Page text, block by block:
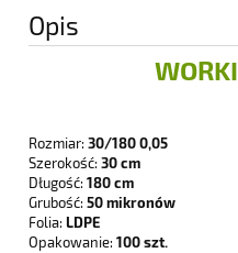
Opis
WORKI
Rozmiar: 30/180 0,05
Szerokość: 30 cm
Długość: 180 cm
Grubość: 50 mikronów
Folia: LDPE
Opakowanie: 100 szt.